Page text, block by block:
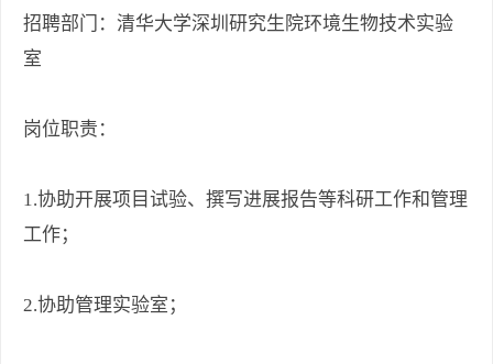
招聘部门：清华大学深圳研究生院环境生物技术实验
室
岗位职责：
1.协助开展项目试验、撰写进展报告等科研工作和管理
工作；
2.协助管理实验室；